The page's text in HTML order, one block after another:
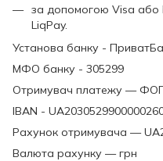
за допомогою Visa або
LiqPay.
Установа банку -
МФО банку - 305299
Отримувач платежу —
IBAN -
Рахунок отримувача —
Валюта рахунку — грн